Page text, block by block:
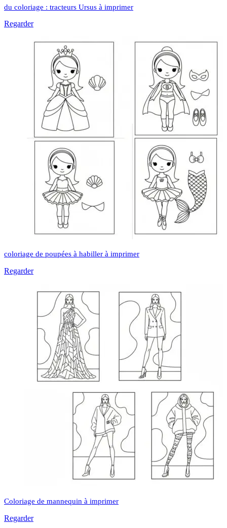
du coloriage : tracteurs Ursus à imprimer
Regarder
coloriage de poupées à habiller à imprimer
Regarder
Coloriage de mannequin à imprimer
Regarder